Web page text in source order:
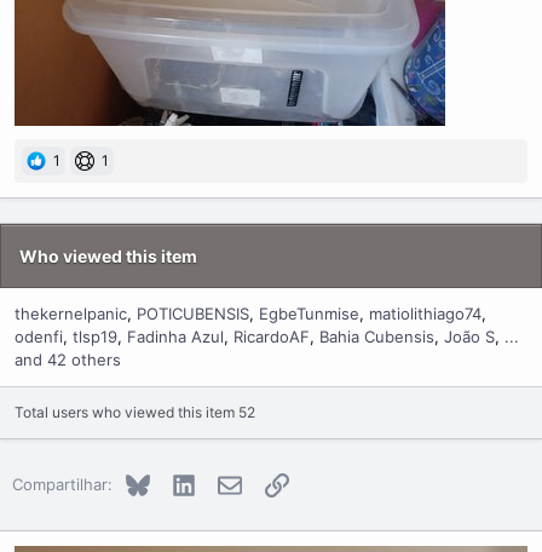
1 1
Who viewed this item
thekernelpanic POTICUBENSIS EgbeTunmise
matiolithiago74
odenfi tlsp19 Fadinha Azul RicardoAF Bahia Cubensis João S ...
and 42 others
Total users who viewed this item 52
Compartilhar: BlueskyLinkedInE-mailLink